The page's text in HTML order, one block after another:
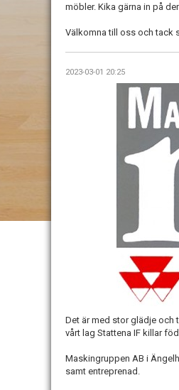
möbler. Kika gärna in på
Välkomna till oss och tack
2023-03-01 20:25
Det är med stor glädje och
vårt lag Stattena IF killar
Maskingruppen AB i
samt entreprenad.